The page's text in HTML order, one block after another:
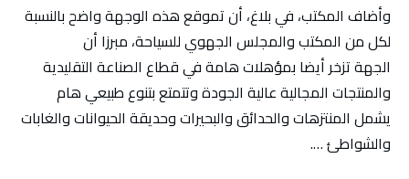
وأضاف المكتب، في بلاغ، أن تموقع هذه الوجهة واضح بالنسبة
لكل من المكتب والمجلس الجهوي للسياحة، مبرزا أن
الجهة تزخر أيضا بمؤهلات هامة في قطاع الصناعة التقليدية
والمنتجات المجالية عالية الجودة وتتمتع بتنوع طبيعي هام
يشمل المنتزهات والحدائق والبحيرات وحديقة الحيوانات والغابات
والشواطئ ….